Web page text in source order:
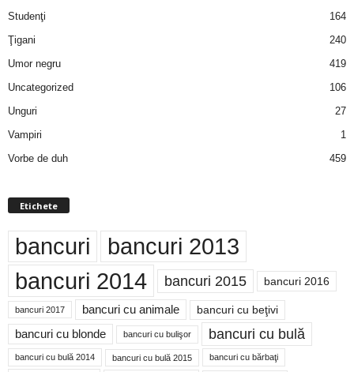
Studenţi
164
Ţigani
240
Umor negru
419
Uncategorized
106
Unguri
27
Vampiri
1
Vorbe de duh
459
Etichete
bancuri bancuri 2013
bancuri 2014 bancuri 2015 bancuri 2016
bancuri 2017 bancuri cu animale bancuri cu beţivi
bancuri cu blonde bancuri cu bulişor bancuri cu bulă
bancuri cu bulă 2014 bancuri cu bulă 2015 bancuri cu bărbaţi